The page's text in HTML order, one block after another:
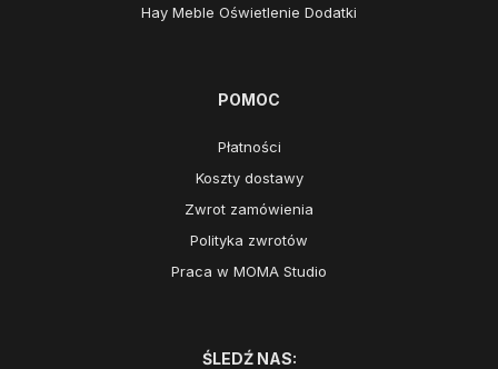
Hay Meble Oświetlenie Dodatki
POMOC
Płatności
Koszty dostawy
Zwrot zamówienia
Polityka zwrotów
Praca w MOMA Studio
ŚLEDŹ NAS: